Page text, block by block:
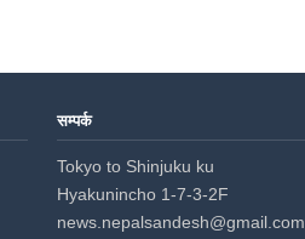
सम्पर्क
Tokyo to Shinjuku ku
Hyakunincho 1-7-3-2F
news.nepalsandesh@gmail.com